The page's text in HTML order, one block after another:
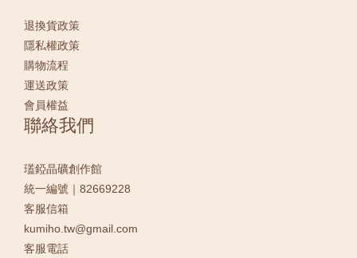
退換貨政策
隱私權政策
購物流程
運送政策
會員權益
聯絡我們
瓂錏晶礦創作館
統一編號｜82669228
客服信箱
kumiho.tw@gmail.com
客服電話